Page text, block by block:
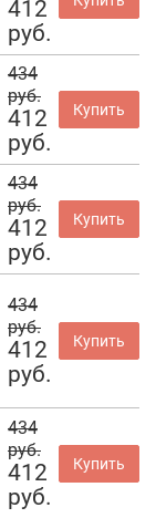
412
руб.
434
руб.
412
руб.
Купить
434
руб.
412
руб.
Купить
434
руб.
412
руб.
Купить
434
руб.
412
руб.
Купить